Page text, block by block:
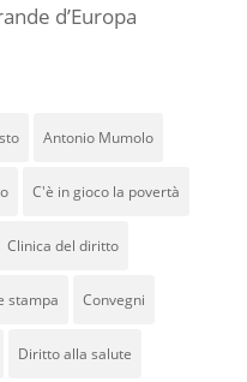
d’Europa
Antonio Mumolo
C'è in gioco la povertà
Clinica del diritto
stampa Convegni
Diritto alla salute